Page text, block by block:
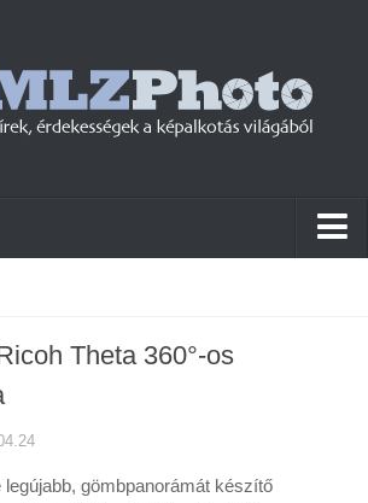
Theta 360°-os
legújabb, gömbpanorámát készítő